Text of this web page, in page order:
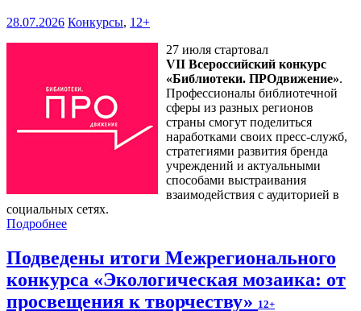
28.07.2026 Конкурсы, 12+
27 июля стартовал
VII Всероссийский конкурс
«Библиотеки. ПРОдвижение».
Профессионалы библиотечной
сферы из разных регионов
страны смогут поделиться
наработками своих пресс-служб,
стратегиями развития бренда
учреждений и актуальными
способами выстраивания
взаимодействия с аудиторией в
социальных сетях.
Подробнее
Подведены итоги Межрегионального
конкурса «Экологическая мозаика: от
просвещения к творчеству» 12+